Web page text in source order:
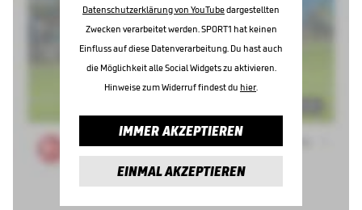
Datenschutzerklärung von YouTubedargestellten
Zwecken verarbeitet werden. SPORT1 hat keinen
Einfluss auf diese Datenverarbeitung. Du hast auch
die Möglichkeit alle Social Widgets zu aktivieren.
Hinweise zum Widerruf findest du hier.
IMMER AKZEPTIEREN
EINMAL AKZEPTIEREN